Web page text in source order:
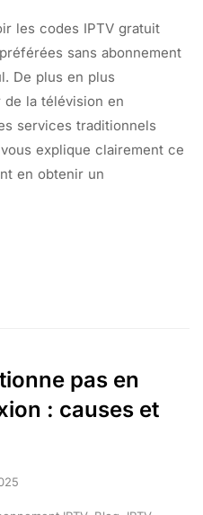
les codes IPTV gratuit
sans abonnement
De plus en plus
de la télévision en
services traditionnels
explique clairement ce
en obtenir un
pas en
: causes et